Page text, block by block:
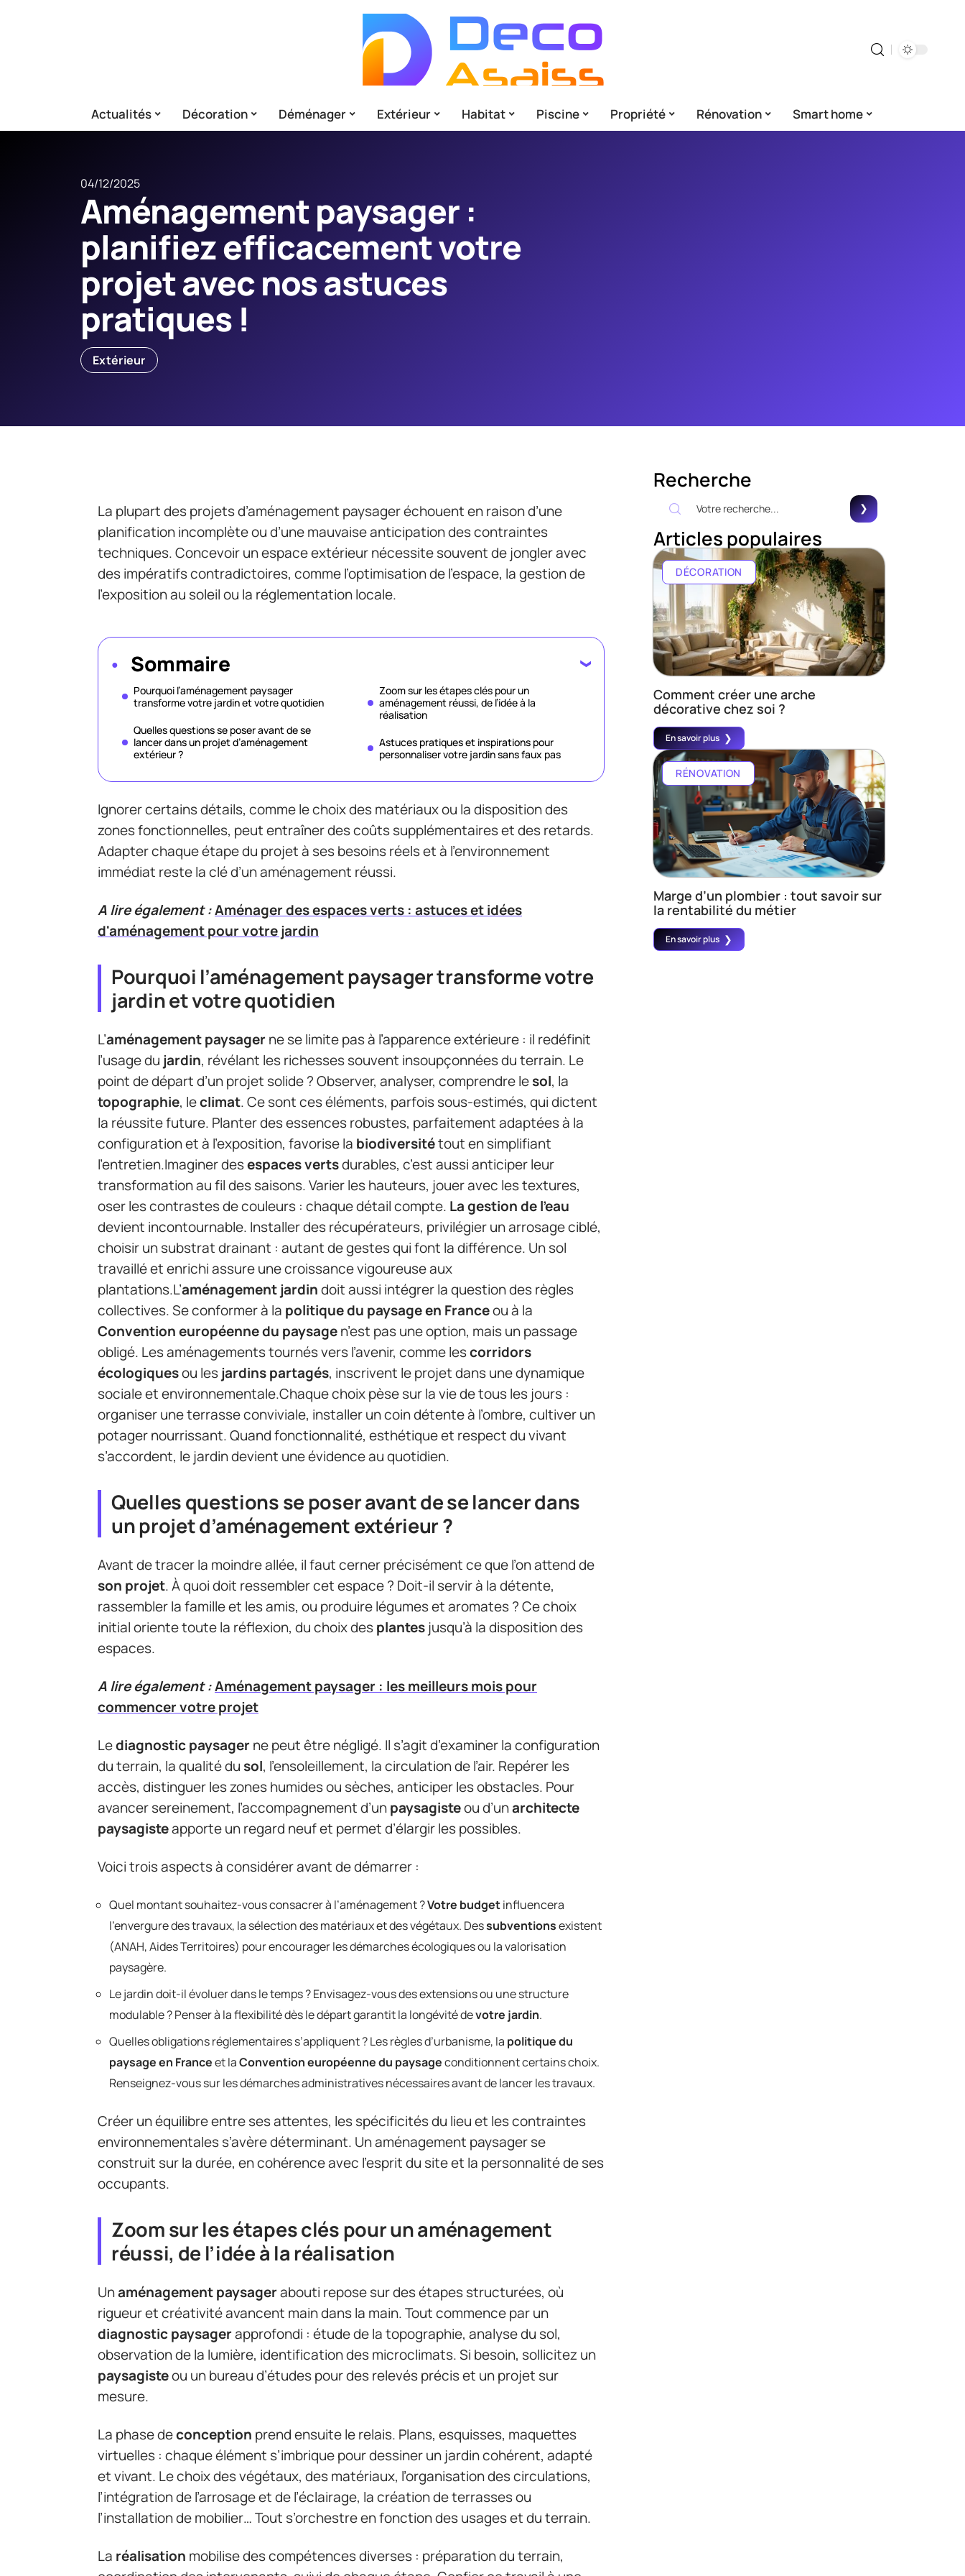
Actualités Décoration Déménager Extérieur Habitat Piscine Propriété Rénovation Smart home
04/12/2025
Aménagement paysager :
planifiez efficacement votre
projet avec nos astuces
pratiques !
Extérieur
La plupart des projets d’aménagement paysager échouent en raison d’une
planification incomplète ou d’une mauvaise anticipation des contraintes
techniques. Concevoir un espace extérieur nécessite souvent de jongler avec
des impératifs contradictoires, comme l’optimisation de l’espace, la gestion de
l’exposition au soleil ou la réglementation locale.
Sommaire
Pourquoi l’aménagement paysager
transforme votre jardin et votre quotidien
Quelles questions se poser avant de se
lancer dans un projet d’aménagement
extérieur ?
Zoom sur les étapes clés pour un
aménagement réussi, de l’idée à la
réalisation
Astuces pratiques et inspirations pour
personnaliser votre jardin sans faux pas
Ignorer certains détails, comme le choix des matériaux ou la disposition des
zones fonctionnelles, peut entraîner des coûts supplémentaires et des retards.
Adapter chaque étape du projet à ses besoins réels et à l’environnement
immédiat reste la clé d’un aménagement réussi.
A lire également :Aménager des espaces verts : astuces et idées
d'aménagement pour votre jardin
Pourquoi l’aménagement paysager transforme votre
jardin et votre quotidien
L’aménagement paysagerne se limite pas à l’apparence extérieure : il redéfinit
l’usage du jardin, révélant les richesses souvent insoupçonnées du terrain. Le
point de départ d’un projet solide ? Observer, analyser, comprendre lesol, la
topographie, leclimat. Ce sont ces éléments, parfois sous-estimés, qui dictent
la réussite future. Planter des essences robustes, parfaitement adaptées à la
configuration et à l’exposition, favorise la biodiversitétout en simplifiant
l’entretien.Imaginer desespaces vertsdurables, c’est aussi anticiper leur
transformation au fil des saisons. Varier les hauteurs, jouer avec les textures,
oser les contrastes de couleurs : chaque détail compte. La gestion de l’eau
devient incontournable. Installer des récupérateurs, privilégier un arrosage ciblé,
choisir un substrat drainant : autant de gestes qui font la différence. Un sol
travaillé et enrichi assure une croissance vigoureuse aux
plantations.L’aménagement jardindoit aussi intégrer la question des règles
collectives. Se conformer à la politique du paysage en Franceou à la
Convention européenne du paysagen’est pas une option, mais un passage
obligé. Les aménagements tournés vers l’avenir, comme lescorridors
écologiquesou lesjardins partagés, inscrivent le projet dans une dynamique
sociale et environnementale.Chaque choix pèse sur la vie de tous les jours :
organiser une terrasse conviviale, installer un coin détente à l’ombre, cultiver un
potager nourrissant. Quand fonctionnalité, esthétique et respect du vivant
s’accordent, le jardin devient une évidence au quotidien.
Quelles questions se poser avant de se lancer dans
un projet d’aménagement extérieur ?
Avant de tracer la moindre allée, il faut cerner précisément ce que l’on attend de
son projet. À quoi doit ressembler cet espace ? Doit-il servir à la détente,
rassembler la famille et les amis, ou produire légumes et aromates ? Ce choix
initial oriente toute la réflexion, du choix desplantes jusqu’à la disposition des
espaces.
A lire également :Aménagement paysager : les meilleurs mois pour
commencer votre projet
Lediagnostic paysagerne peut être négligé. Il s’agit d’examiner la configuration
du terrain, la qualité du sol, l’ensoleillement, la circulation de l’air. Repérer les
accès, distinguer les zones humides ou sèches, anticiper les obstacles. Pour
avancer sereinement, l’accompagnement d’unpaysagisteou d’unarchitecte
paysagisteapporte un regard neuf et permet d’élargir les possibles.
Voici trois aspects à considérer avant de démarrer :
Quel montant souhaitez-vous consacrer à l’aménagement ?Votre budgetinfluencera
l’envergure des travaux, la sélection des matériaux et des végétaux. Dessubventionsexistent
(ANAH, Aides Territoires) pour encourager les démarches écologiques ou la valorisation
paysagère.
Le jardin doit-il évoluer dans le temps ? Envisagez-vous des extensions ou une structure
modulable ? Penser à la flexibilité dès le départ garantit la longévité devotre jardin.
Quelles obligations réglementaires s’appliquent ? Les règles d’urbanisme, la politique du
paysage en Franceet laConvention européenne du paysageconditionnent certains choix.
Renseignez-vous sur les démarches administratives nécessaires avant de lancer les travaux.
Créer un équilibre entre ses attentes, les spécificités du lieu et les contraintes
environnementales s’avère déterminant. Un aménagement paysager se
construit sur la durée, en cohérence avec l’esprit du site et la personnalité de ses
occupants.
Zoom sur les étapes clés pour un aménagement
réussi, de l’idée à la réalisation
Unaménagement paysagerabouti repose sur des étapes structurées, où
rigueur et créativité avancent main dans la main. Tout commence par un
diagnostic paysagerapprofondi : étude de la topographie, analyse du sol,
observation de la lumière, identification des microclimats. Si besoin, sollicitez un
paysagisteou un bureau d’études pour des relevés précis et un projet sur
mesure.
La phase deconception prend ensuite le relais. Plans, esquisses, maquettes
virtuelles : chaque élément s’imbrique pour dessiner un jardin cohérent, adapté
et vivant. Le choix des végétaux, des matériaux, l’organisation des circulations,
l’intégration de l’arrosage et de l’éclairage, la création de terrasses ou
l’installation de mobilier… Tout s’orchestre en fonction des usages et du terrain.
La réalisation mobilise des compétences diverses : préparation du terrain,
Recherche
Articles populaires
DÉCORATION
Comment créer une arche
décorative chez soi ?
En savoir plus
RÉNOVATION
Marge d’un plombier : tout savoir sur
la rentabilité du métier
En savoir plus